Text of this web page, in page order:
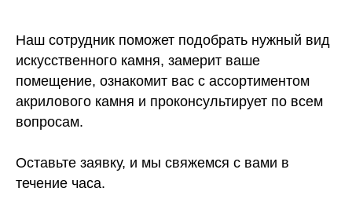
Наш сотрудник поможет подобрать нужный вид
искусственного камня, замерит ваше
помещение, ознакомит вас с ассортиментом
акрилового камня и проконсультирует по всем
вопросам.
Оставьте заявку, и мы свяжемся с вами в
течение часа.